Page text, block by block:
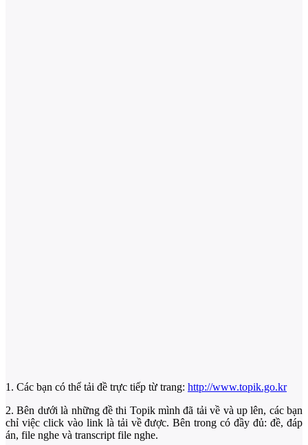
1. Các bạn có thể tải đề trực tiếp từ trang: http://www.topik.go.kr
2. Bên dưới là những đề thi Topik mình đã tải về và up lên, các bạn
chỉ việc click vào link là tải về được. Bên trong có đầy đủ: đề, đáp
án, file nghe và transcript file nghe.